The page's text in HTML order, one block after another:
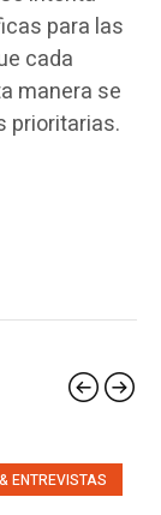
para las
cada
manera se
prioritarias.
ENTREVISTAS